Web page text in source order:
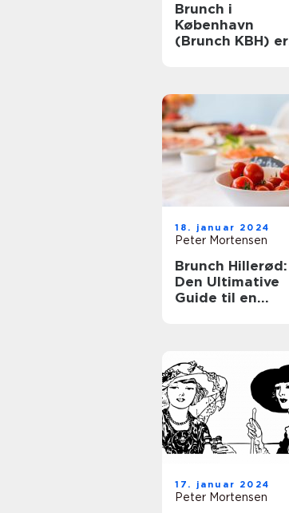
Brunch i
København
(Brunch KBH) er
mennesker i
hovedstaden
18. januar 2024
Peter Mortensen
Brunch Hillerød:
Den Ultimative
Guide til en
17. januar 2024
Peter Mortensen